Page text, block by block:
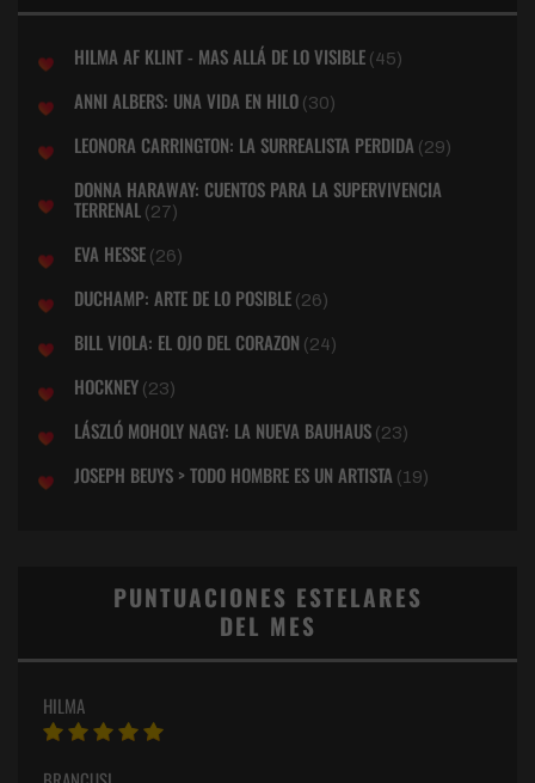
HILMA AF KLINT - MAS ALLÁ DE LO VISIBLE (45)
ANNI ALBERS: UNA VIDA EN HILO (30)
LEONORA CARRINGTON: LA SURREALISTA PERDIDA (29)
DONNA HARAWAY: CUENTOS PARA LA SUPERVIVENCIA
TERRENAL (27)
EVA HESSE (26)
DUCHAMP: ARTE DE LO POSIBLE (26)
BILL VIOLA: EL OJO DEL CORAZON (24)
HOCKNEY (23)
LÁSZLÓ MOHOLY NAGY: LA NUEVA BAUHAUS (23)
JOSEPH BEUYS > TODO HOMBRE ES UN ARTISTA (19)
PUNTUACIONES ESTELARES
DEL MES
HILMA